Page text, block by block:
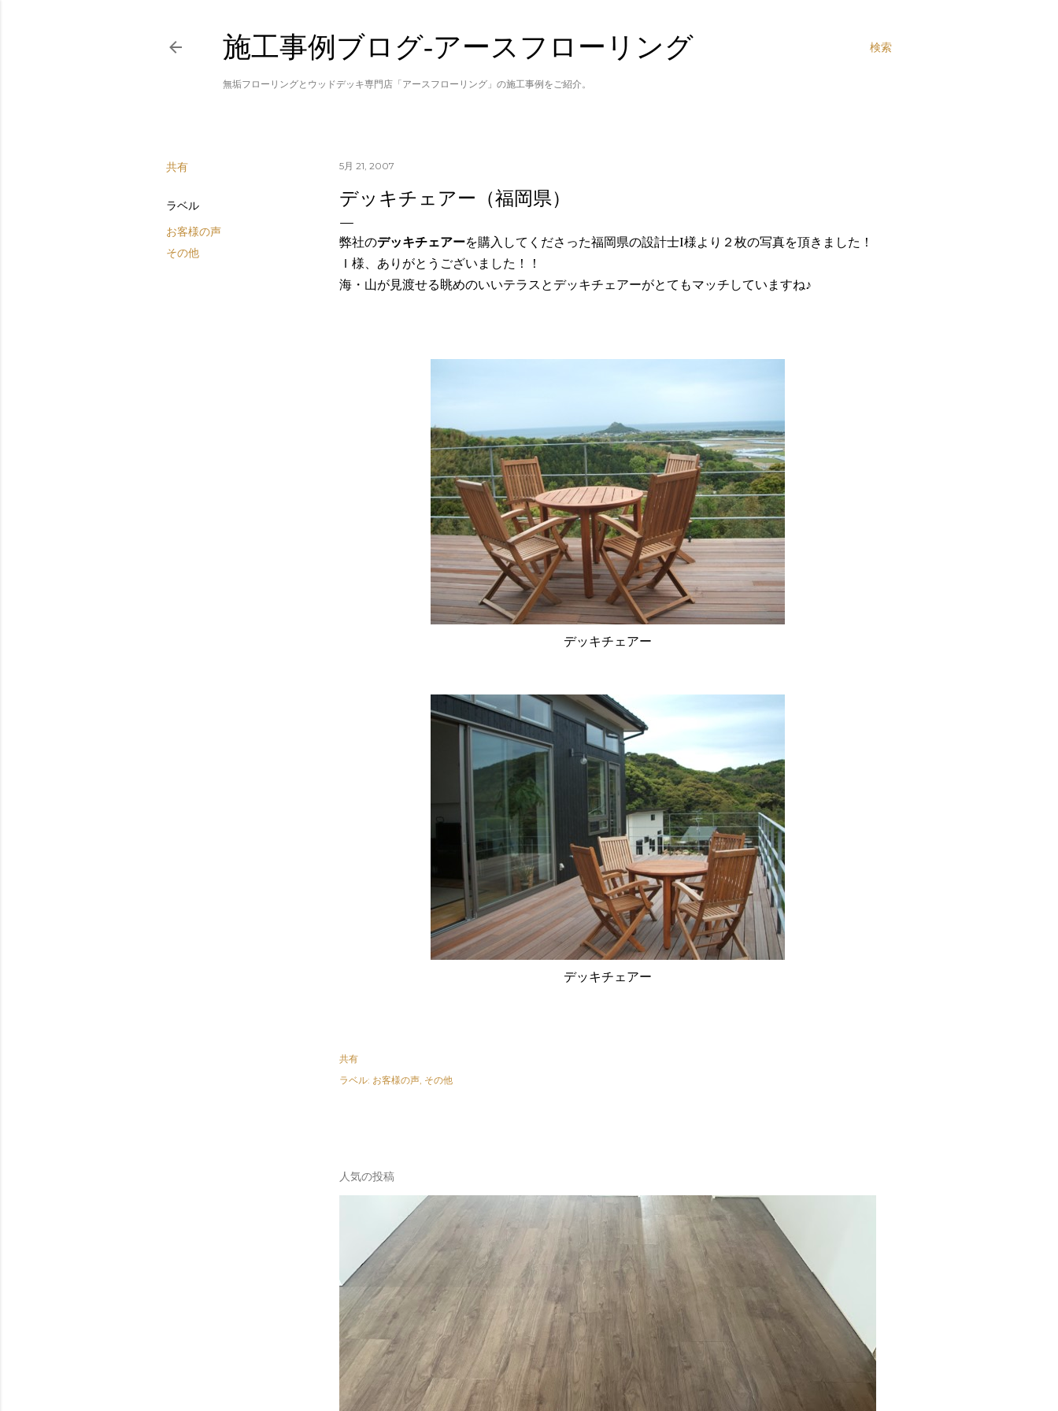
検索
施工事例ブログ‐アースフローリング
無垢フローリングとウッドデッキ専門店「アースフローリング」の施工事例をご紹介。
共有
ラベル
お客様の声
その他
5月 21, 2007
デッキチェアー（福岡県）
弊社のデッキチェアーを購入してくださった福岡県の設計士I様より２枚の写真を頂きました！
Ｉ様、ありがとうございました！！
海・山が見渡せる眺めのいいテラスとデッキチェアーがとてもマッチしていますね♪
デッキチェアー
デッキチェアー
共有
ラベル: お客様の声 その他
人気の投稿